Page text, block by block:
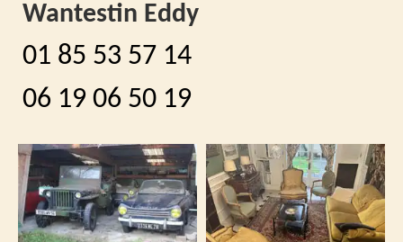
Wantestin Eddy
01 85 53 57 14
06 19 06 50 19